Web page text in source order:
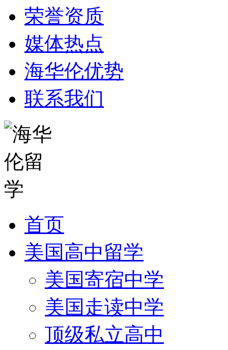
荣誉资质
媒体热点
海华伦优势
联系我们
首页
美国高中留学
美国寄宿中学
美国走读中学
顶级私立高中